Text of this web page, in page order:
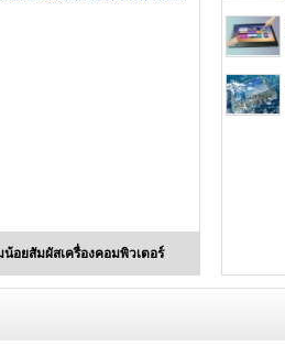
อยสัมผัสเครื่องคอมพิวเตอร์